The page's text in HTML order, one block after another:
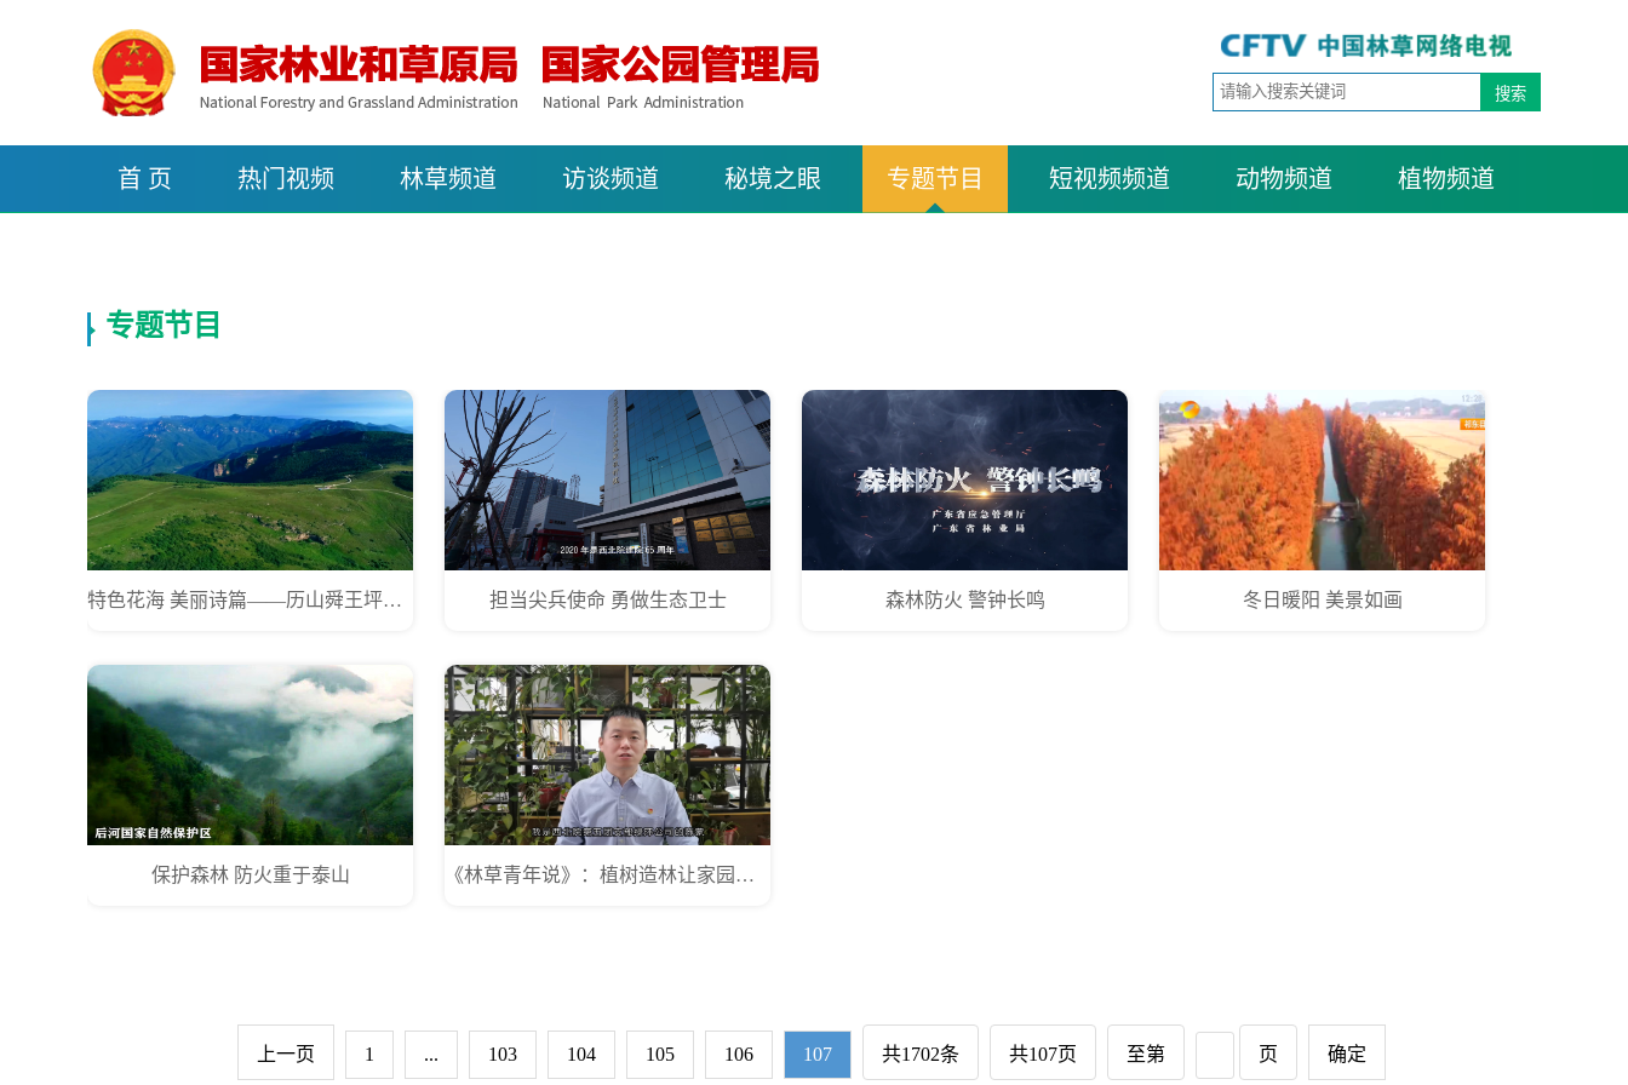
首 页 热门视频 林草频道 访谈频道 秘境之眼 专题节目 短视频频道 动物频道 植物频道
专题节目
特色花海 美丽诗篇——历山舜王坪草原 担当尖兵使命 勇做生态卫士 森林防火 警钟长鸣 冬日暖阳 美景如画
保护森林 防火重于泰山 《林草青年说》：植树造林让家园更美好
上一页 1 ... 103 104 105 106 107 共1702条 共107页 至第 页 确定